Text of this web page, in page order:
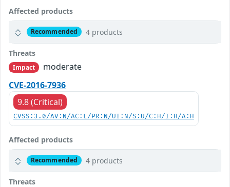
Affected products
Recommended 4 products
Threats
Impact
moderate
CVE-2016-7936
9.8 (Critical)
CVSS:3.0/AV:N/AC:L/PR:N/UI:N/S:U/C:H/I:H/A:H
Affected products
Recommended 4 products
Threats